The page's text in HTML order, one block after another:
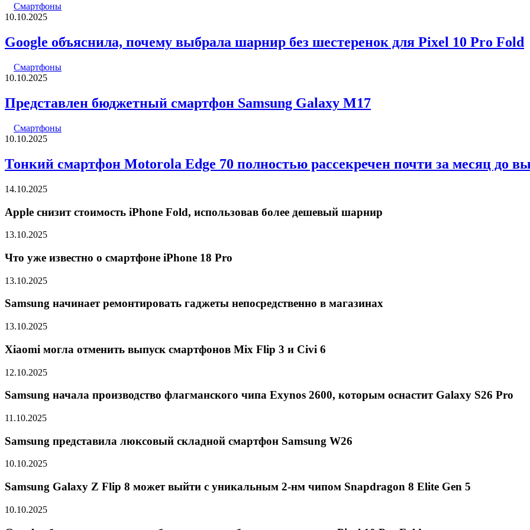
Смартфоны
10.10.2025
Google объяснила, почему выбрала шарнир без шестеренок для Pixel 10 Pro Fold
Смартфоны
10.10.2025
Представлен бюджетный смартфон Samsung Galaxy M17
Смартфоны
10.10.2025
Тонкий смартфон Motorola Edge 70 полностью рассекречен почти за месяц до
14.10.2025
Apple снизит стоимость iPhone Fold, использовав более дешевый шарнир
13.10.2025
Что уже известно о смартфоне iPhone 18 Pro
13.10.2025
Samsung начинает ремонтировать гаджеты непосредственно в магазинах
13.10.2025
Xiaomi могла отменить выпуск смартфонов Mix Flip 3 и Civi 6
12.10.2025
Samsung начала производство флагманского чипа Exynos 2600, которым оснастит Galaxy S26 Pro
11.10.2025
Samsung представила люксовый складной смартфон Samsung W26
10.10.2025
Samsung Galaxy Z Flip 8 может выйти с уникальным 2-нм чипом Snapdragon 8 Elite Gen 5
10.10.2025